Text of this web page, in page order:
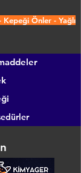
Önler - Yağlı